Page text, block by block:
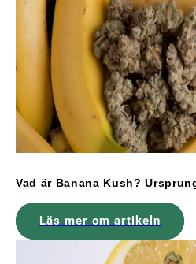
Vad är Banana Kush?
Läs mer om artikeln